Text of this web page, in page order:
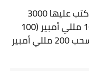
وهنا مثال آخر، وهو يمكن لبطارية كتب عليها 3000
100
) لمدة 30 ساعة، أو لجهاز آخر يسحب 200 مللي أمبير